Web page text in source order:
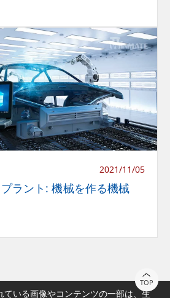
2021/11/05
ラント: 機械を作る機械
TOP
ている画像やコンテンツの一部は、生